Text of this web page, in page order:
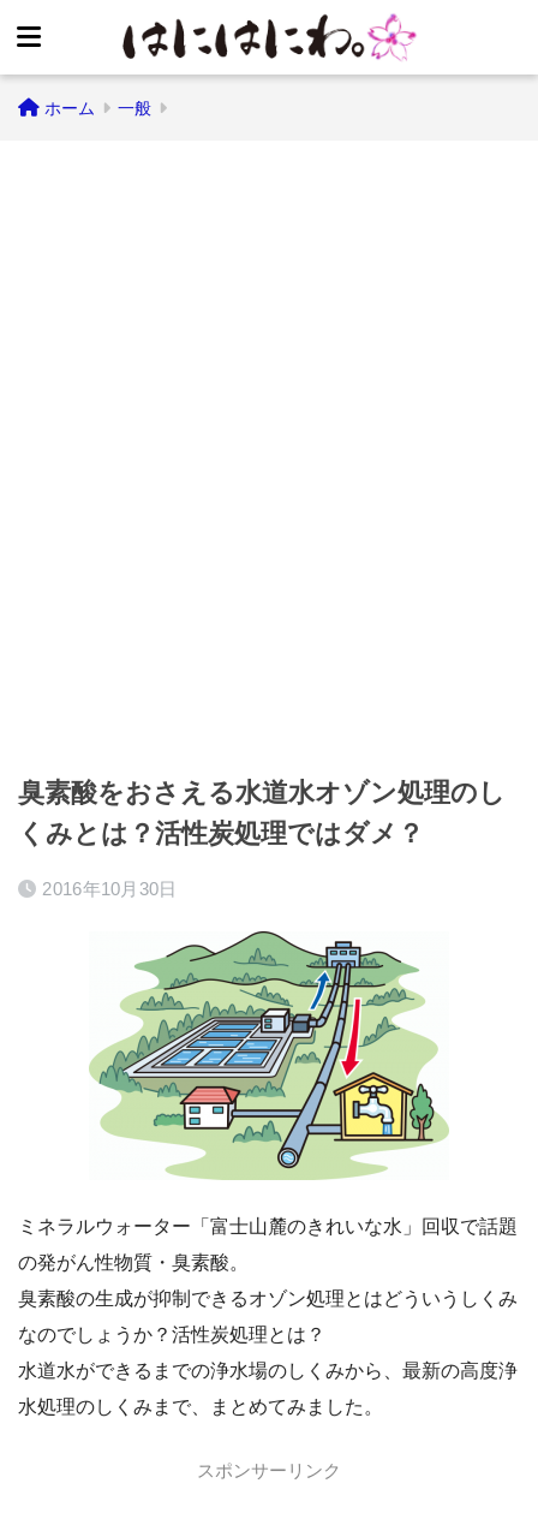
ホーム 一般
臭素酸をおさえる水道水オゾン処理のし
くみとは？活性炭処理ではダメ？
2016年10月30日
ミネラルウォーター「富士山麓のきれいな水」回収で話題
の発がん性物質・臭素酸。
臭素酸の生成が抑制できるオゾン処理とはどういうしくみ
なのでしょうか？活性炭処理とは？
水道水ができるまでの浄水場のしくみから、最新の高度浄
水処理のしくみまで、まとめてみました。
スポンサーリンク